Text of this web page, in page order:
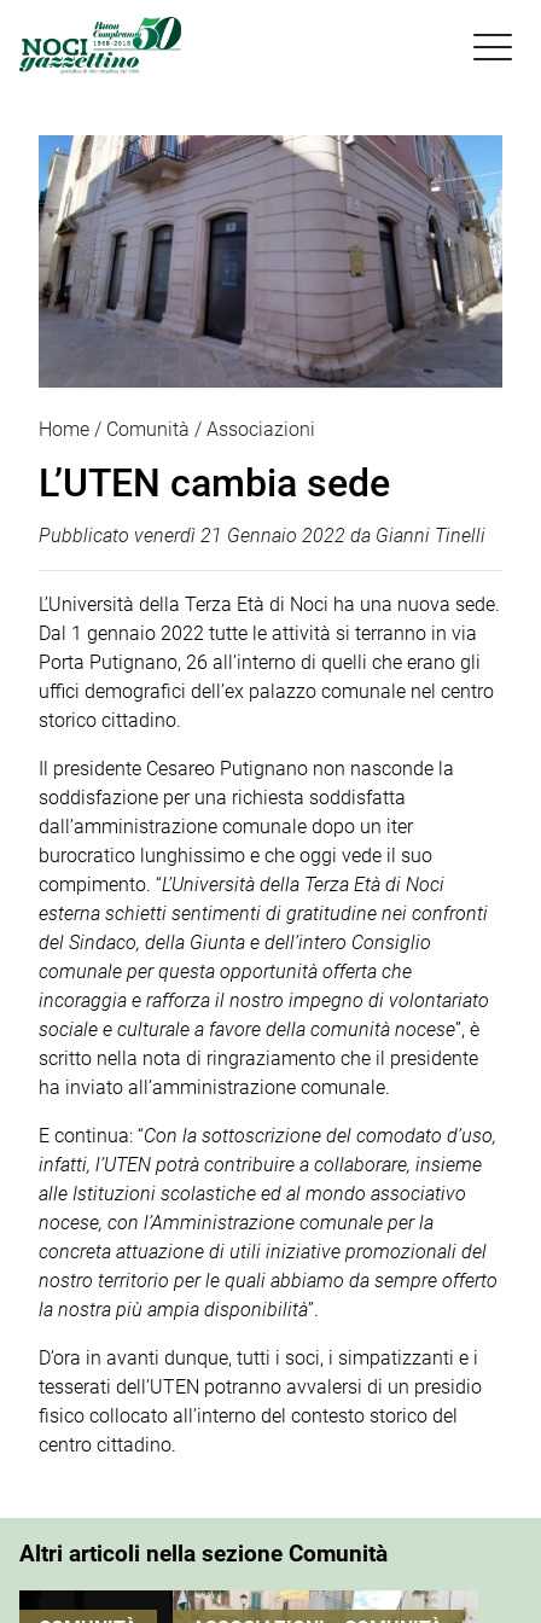

Home Comunità Associazioni
L’UTEN cambia sede
Pubblicato venerdì 21 Gennaio 2022 da Gianni Tinelli
L’Università della Terza Età di Noci ha una nuova sede.
Dal 1 gennaio 2022 tutte le attività si terranno in via
Porta Putignano, 26 all’interno di quelli che erano gli
uffici demografici dell’ex palazzo comunale nel centro
storico cittadino.
Il presidente Cesareo Putignano non nasconde la
soddisfazione per una richiesta soddisfatta
dall’amministrazione comunale dopo un iter
burocratico lunghissimo e che oggi vede il suo
compimento. “L’Università della Terza Età di Noci
esterna schietti sentimenti di gratitudine nei confronti
del Sindaco, della Giunta e dell’intero Consiglio
comunale per questa opportunità offerta che
incoraggia e rafforza il nostro impegno di volontariato
sociale e culturale a favore della comunità nocese”, è
scritto nella nota di ringraziamento che il presidente
ha inviato all’amministrazione comunale.
E continua: “Con la sottoscrizione del comodato d’uso,
infatti, l’UTEN potrà contribuire a collaborare, insieme
alle Istituzioni scolastiche ed al mondo associativo
nocese, con l’Amministrazione comunale per la
concreta attuazione di utili iniziative promozionali del
nostro territorio per le quali abbiamo da sempre offerto
la nostra più ampia disponibilità”.
D’ora in avanti dunque, tutti i soci, i simpatizzanti e i
tesserati dell’UTEN potranno avvalersi di un presidio
fisico collocato all’interno del contesto storico del
centro cittadino.
Altri articoli nella sezione Comunità